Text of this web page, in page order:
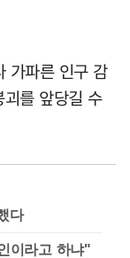
가파른 인구 감
를 앞당길 수
다
이라고 하냐"